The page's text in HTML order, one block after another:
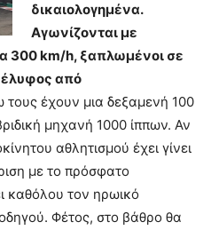
δικαιολογημένα.
Αγωνίζονται με
300 km/h, ξαπλωμένοι σε
από
τους έχουν μια δεξαμενή 100
μηχανή 1000 ίππων. Αν
αθλητισμού έχει γίνει
με το πρόσφατο
καθόλου τον ηρωικό
Φέτος, στο βάθρο θα